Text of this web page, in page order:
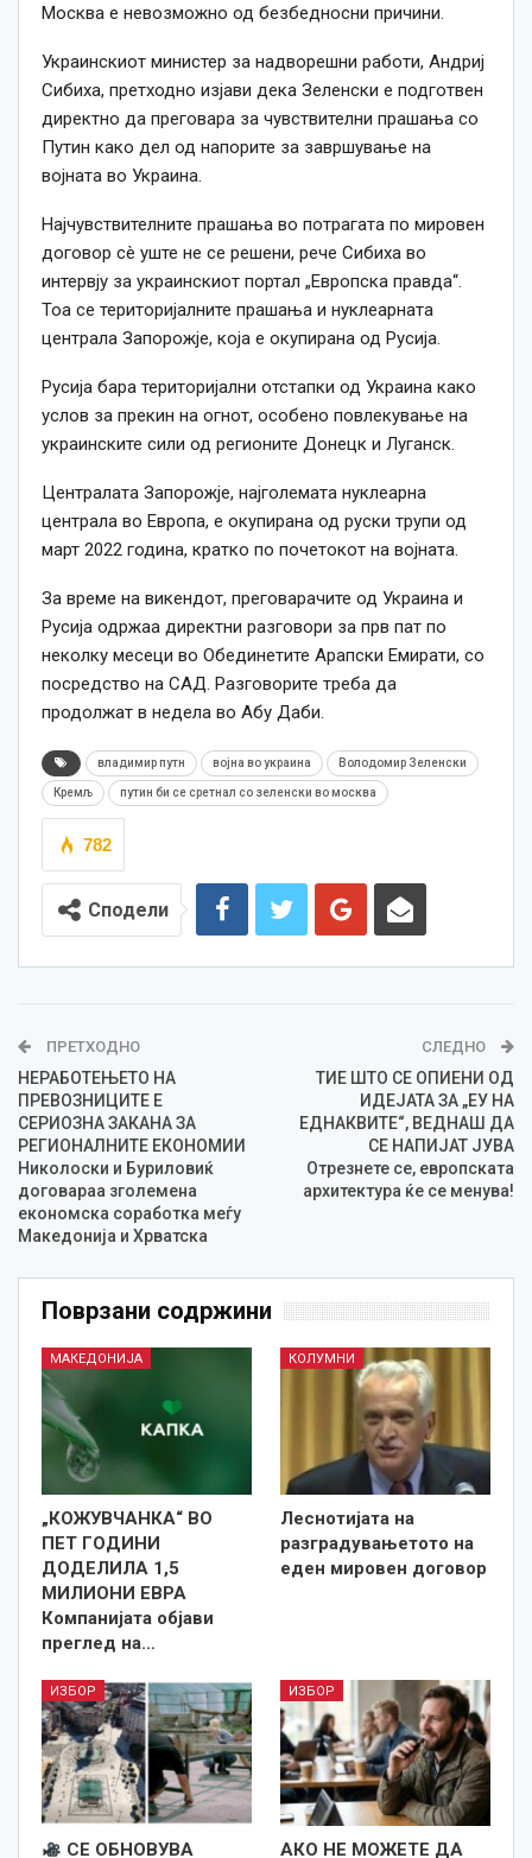
Москва е невозможно од безбедносни причини.
Украинскиот министер за надворешни работи, Андриј
Сибиха, претходно изјави дека Зеленски е подготвен
директно да преговара за чувствителни прашања со
Путин како дел од напорите за завршување на
војната во Украина.
Најчувствителните прашања во потрагата по мировен
договор сè уште не се решени, рече Сибиха во
интервју за украинскиот портал „Европска правда“.
Тоа се територијалните прашања и нуклеарната
централа Запорожје, која е окупирана од Русија.
Русија бара територијални отстапки од Украина како
услов за прекин на огнот, особено повлекување на
украинските сили од регионите Донецк и Луганск.
Централата Запорожје, најголемата нуклеарна
централа во Европа, е окупирана од руски трупи од
март 2022 година, кратко по почетокот на војната.
За време на викендот, преговарачите од Украина и
Русија одржаа директни разговори за прв пат по
неколку месеци во Обединетите Арапски Емирати, со
посредство на САД. Разговорите треба да
продолжат в недела во Абу Даби.
владимир путн војна во украина Володомир Зеленски
Кремљ путин би се сретнал со зеленски во москва
782
Сподели
ПРЕТХОДНО
НЕРАБОТЕЊЕТО НА
ПРЕВОЗНИЦИТЕ Е
СЕРИОЗНА ЗАКАНА ЗА
РЕГИОНАЛНИТЕ ЕКОНОМИИ
Николоски и Буриловиќ
договараа зголемена
економска соработка меѓу
Македонија и Хрватска
СЛЕДНО
ТИЕ ШТО СЕ ОПИЕНИ ОД
ИДЕЈАТА ЗА „ЕУ НА
ЕДНАКВИТЕ“, ВЕДНАШ ДА
СЕ НАПИЈАТ ЈУВА
Отрезнете се, европската
архитектура ќе се менува!
Поврзани содржини
МАКЕДОНИЈА
„КОЖУВЧАНКА“ ВО
ПЕТ ГОДИНИ
ДОДЕЛИЛА 1,5
МИЛИОНИ ЕВРА
Компанијата објави
преглед на…
КОЛУМНИ
Леснотијата на
разградувањетото на
еден мировен договор
ИЗБОР
СЕ ОБНОВУВА
ИЗБОР
АКО НЕ МОЖЕТЕ ДА